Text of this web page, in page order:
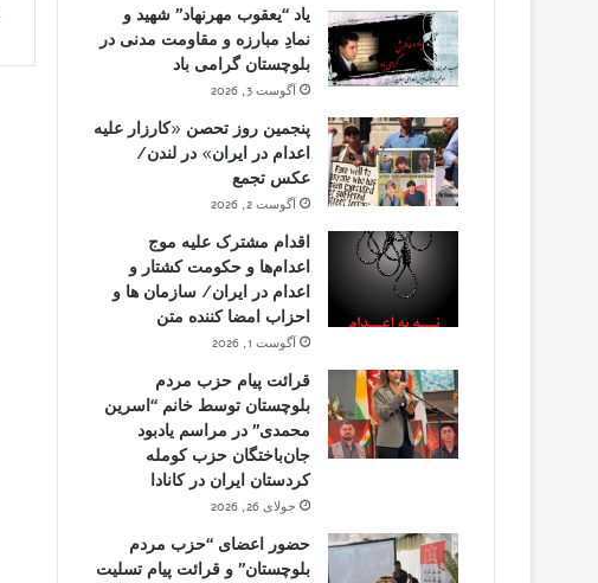
یاد “یعقوب مهرنهاد” شهید و
نمادِ مبارزه و مقاومت مدنی در
بلوچستان گرامی باد
آگوست 3, 2026
پنجمین روز تحصن «کارزار علیه
اعدام در ایران» در لندن/
عکس تجمع
آگوست 2, 2026
اقدام مشترک علیه موج
اعدام‌ها و حکومت کشتار و
اعدام در ایران/ سازمان ها و
احزاب امضا کننده متن
آگوست 1, 2026
قرائت پیام حزب مردم
بلوچستان توسط خانم “اسرین
محمدی” در مراسم یادبود
جان‌باختگان حزب کومله
کردستان ایران در کانادا
جولای 26, 2026
حضور اعضای “حزب مردم
بلوچستان” و قرائت پیام تسلیت